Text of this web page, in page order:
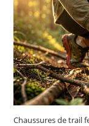
Chaussures de trail